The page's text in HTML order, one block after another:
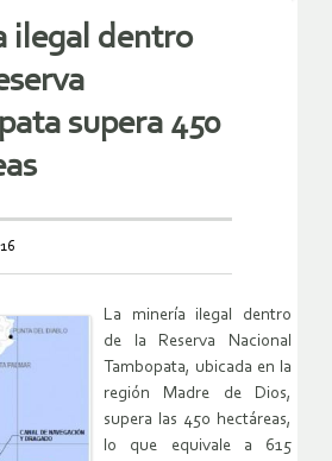
ilegal dentro
supera 450
La minería ilegal dentro
de la Reserva Nacional
Tambopata, ubicada en la
región Madre de Dios,
supera las 450 hectáreas,
lo que equivale a 615